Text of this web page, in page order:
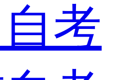
考